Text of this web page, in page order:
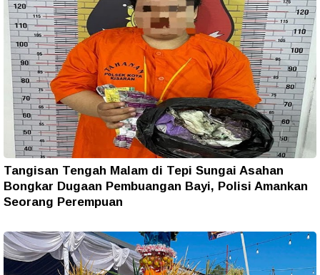
Tangisan Tengah Malam di Tepi Sungai Asahan
Bongkar Dugaan Pembuangan Bayi, Polisi Amankan
Seorang Perempuan